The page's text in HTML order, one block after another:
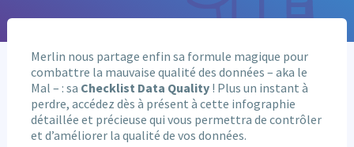
English
Merlin nous partage enfin sa formule magique pour
combattre la mauvaise qualité des données – aka le
Mal – : sa Checklist Data Quality! Plus un instant à
perdre, accédez dès à présent à cette infographie
détaillée et précieuse qui vous permettra de contrôler
et d’améliorer la qualité de vos données.